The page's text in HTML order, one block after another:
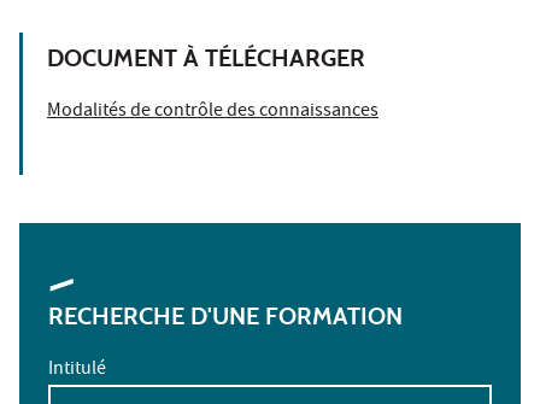
DOCUMENT À TÉLÉCHARGER
Modalités de contrôle des connaissances
RECHERCHE D'UNE FORMATION
Intitulé